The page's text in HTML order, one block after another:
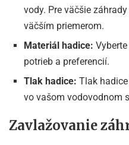
vody. Pre väčšie
väčším priemerom.
Materiál hadice:
potrieb a preferencií.
Tlak hadice: Tlak
vo vašom vodovodnom
Zavlažovanie